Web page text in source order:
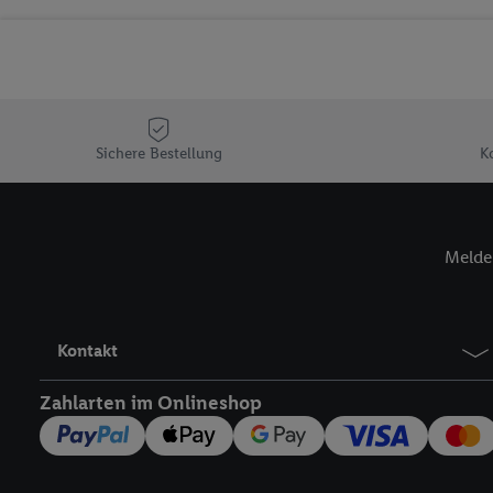
Sichere Bestellung
Kontakt
Zahlarten im Onlineshop
Sofern Sie hier Ihre
Plus-Konto einloggen,
zu erstellen (die
können, um Sie in
Hierzu wird von uns
Zudem erlauben Sie
den Lidl-Diensten
Wenn das der Fall ist,
Kundenkonto-
Insbesondere können
Nutzung der Utiq-
widerrufen - jederzeit
Telekommunikations-